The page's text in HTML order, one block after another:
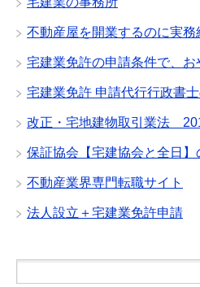
不動産屋を開業するのに実務
宅建業免許の申請条件で、お
宅建業免許 申請代行行政書
改正・宅地建物取引業法
保証協会【宅建協会と全日】
不動産業界専門転職サイト
法人設立＋宅建業免許申請